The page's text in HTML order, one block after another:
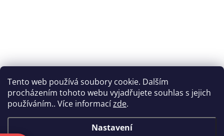
Tento web používá soubory cookie. Dalším
procházením tohoto webu vyjadřujete souhlas s jejich
používáním.. Více informacízde.
Nastavení